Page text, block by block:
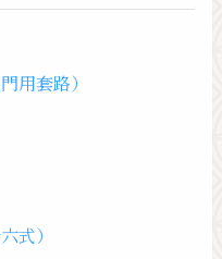
用套路）
式）